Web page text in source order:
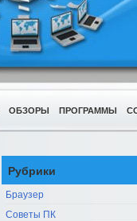
ОБЗОРЫ ПРОГРАММЫ
Рубрики
Браузер
Советы ПК